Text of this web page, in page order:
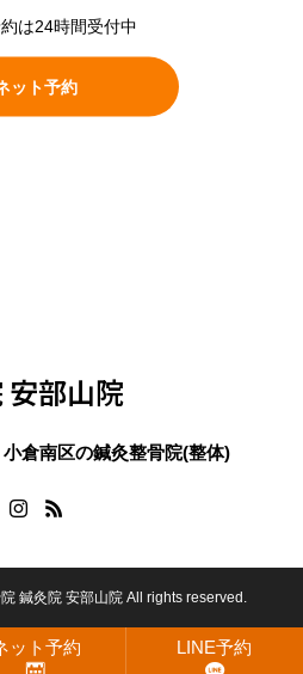
は24時間受付中
ット予約
安部山院
倉南区の鍼灸整骨院(整体)
鍼灸院 安部山院 All rights reserved.
ット予約 LINE予約